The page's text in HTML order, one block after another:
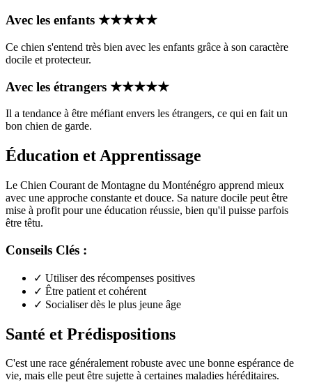
Avec les enfants ★★★★★
Ce chien s'entend très bien avec les enfants grâce à son caractère
docile et protecteur.
Avec les étrangers ★★★★★
Il a tendance à être méfiant envers les étrangers, ce qui en fait un
bon chien de garde.
Éducation et Apprentissage
Le Chien Courant de Montagne du Monténégro apprend mieux
avec une approche constante et douce. Sa nature docile peut être
mise à profit pour une éducation réussie, bien qu'il puisse parfois
être têtu.
Conseils Clés :
✓ Utiliser des récompenses positives
✓ Être patient et cohérent
✓ Socialiser dès le plus jeune âge
Santé et Prédispositions
C'est une race généralement robuste avec une bonne espérance de
vie, mais elle peut être sujette à certaines maladies héréditaires.